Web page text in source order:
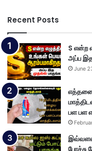
Recent Posts
S என்ற
அப்ப இத
June
எத்தனை
பள பள
போச்சு